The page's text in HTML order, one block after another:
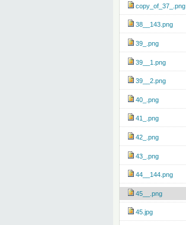
copy_of_37_.png
38__143.png
39_.png
39__1.png
39__2.png
40_.png
41_.png
42_.png
43_.png
44__144.png
45__.png
45.jpg